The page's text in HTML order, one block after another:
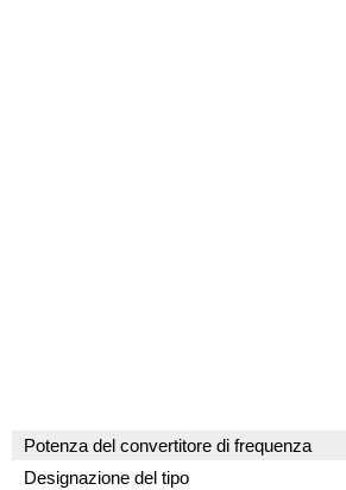
Potenza del convertitore di frequenza
Designazione del tipo